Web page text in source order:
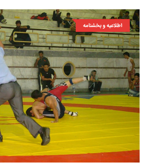
اطلاعیه و بخشنامه